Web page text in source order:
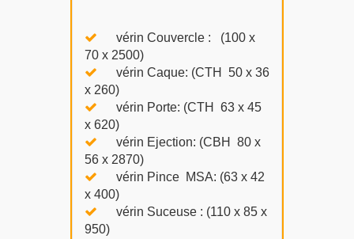
vérin Couvercle : (100 x
70 x 2500)
vérin Caque: (CTH 50 x 36
x 260)
vérin Porte: (CTH 63 x 45
x 620)
vérin Ejection: (CBH 80 x
56 x 2870)
vérin Pince MSA: (63 x 42
x 400)
vérin Suceuse : (110 x 85 x
950)